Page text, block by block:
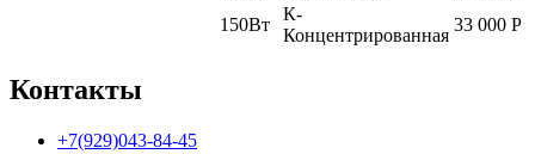
150Вт
К-
Концентрированная
33 000 Р
Контакты
+7(929)043-84-45